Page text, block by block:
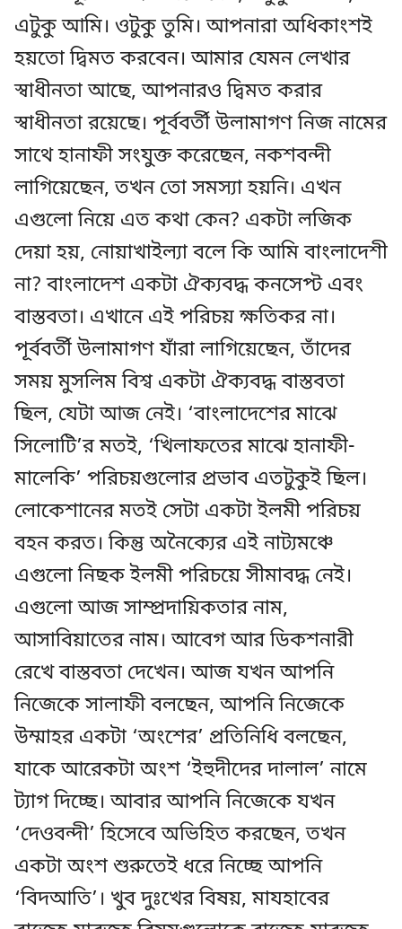
এটুকু আমি। ওটুকু তুমি। আপনারা অধিকাংশই
হয়তো দ্বিমত করবেন। আমার যেমন লেখার
স্বাধীনতা আছে, আপনারও দ্বিমত করার
স্বাধীনতা রয়েছে। পূর্ববর্তী উলামাগণ নিজ নামের
সাথে হানাফী সংযুক্ত করেছেন, নকশবন্দী
লাগিয়েছেন, তখন তো সমস্যা হয়নি। এখন
এগুলো নিয়ে এত কথা কেন? একটা লজিক
দেয়া হয়, নোয়াখাইল্যা বলে কি আমি বাংলাদেশী
না? বাংলাদেশ একটা ঐক্যবদ্ধ কনসেপ্ট এবং
বাস্তবতা। এখানে এই পরিচয় ক্ষতিকর না।
পূর্ববর্তী উলামাগণ যাঁরা লাগিয়েছেন, তাঁদের
সময় মুসলিম বিশ্ব একটা ঐক্যবদ্ধ বাস্তবতা
ছিল, যেটা আজ নেই। ‘বাংলাদেশের মাঝে
সিলোটি’র মতই, ‘খিলাফতের মাঝে হানাফী-
মালেকি’ পরিচয়গুলোর প্রভাব এতটুকুই ছিল।
লোকেশানের মতই সেটা একটা ইলমী পরিচয়
বহন করত। কিন্তু অনৈক্যের এই নাট্যমঞ্চে
এগুলো নিছক ইলমী পরিচয়ে সীমাবদ্ধ নেই।
এগুলো আজ সাম্প্রদায়িকতার নাম,
আসাবিয়াতের নাম। আবেগ আর ডিকশনারী
রেখে বাস্তবতা দেখেন। আজ যখন আপনি
নিজেকে সালাফী বলছেন, আপনি নিজেকে
উম্মাহর একটা ‘অংশের’ প্রতিনিধি বলছেন,
যাকে আরেকটা অংশ ‘ইহুদীদের দালাল’ নামে
ট্যাগ দিচ্ছে। আবার আপনি নিজেকে যখন
‘দেওবন্দী’ হিসেবে অভিহিত করছেন, তখন
একটা অংশ শুরুতেই ধরে নিচ্ছে আপনি
‘বিদআতি’। খুব দুঃখের বিষয়, মাযহাবের